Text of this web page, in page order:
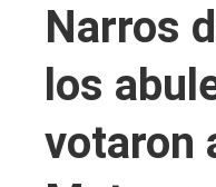
Narros
los
votaron